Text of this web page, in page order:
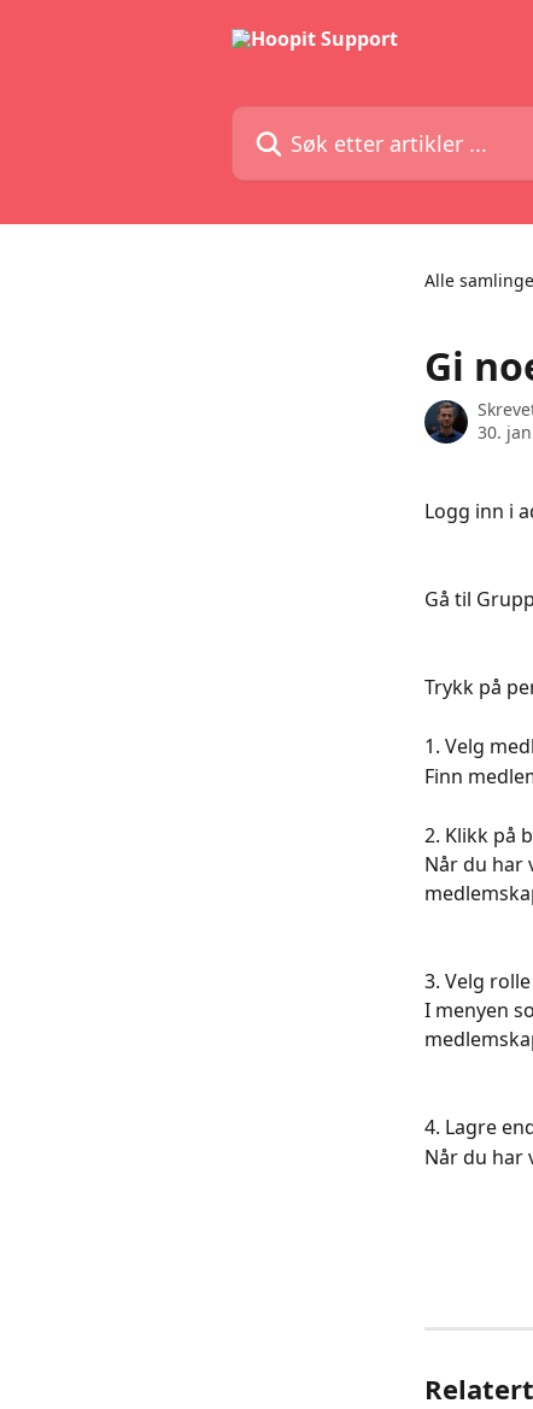
Søk etter artikler ...
Alle
Gi
30.
Logg inn i
Gå til
Trykk på
1. Velg
Finn
2. Klikk på
Når du har
3. Velg rolle
I menyen
4. Lagre
Når du har